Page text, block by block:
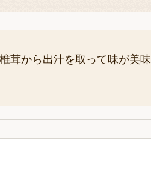
茸から出汁を取って味が美味